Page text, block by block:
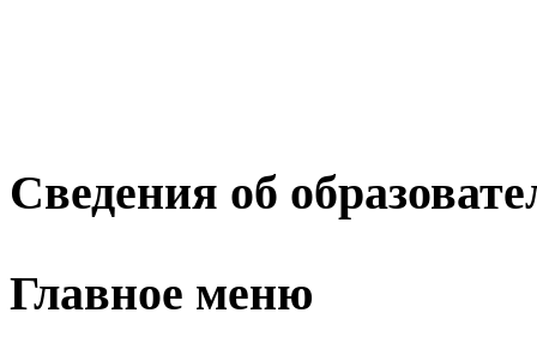
Сведения об
Главное меню